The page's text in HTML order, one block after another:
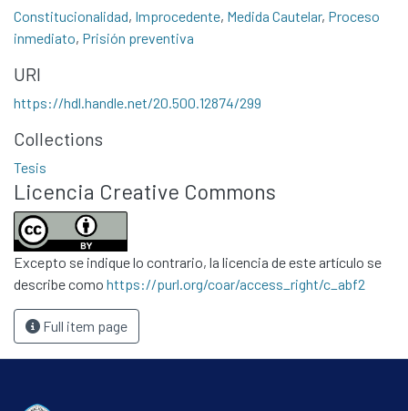
Communities & Collections
Statistics
Contacto
Políticas
Constitucionalidad, Improcedente, Medida Cautelar, Proceso
inmediato, Prisión preventiva
URI
https://hdl.handle.net/20.500.12874/299
Collections
Tesis
Licencia Creative Commons
Excepto se indique lo contrario, la licencia de este artículo se
describe como https://purl.org/coar/access_right/c_abf2
Full item page